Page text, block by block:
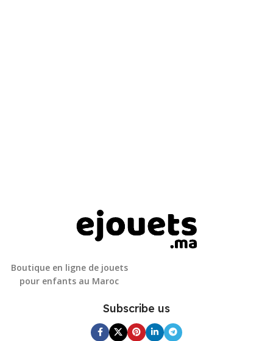
Boutique en ligne de jouets
pour enfants au Maroc
Subscribe us